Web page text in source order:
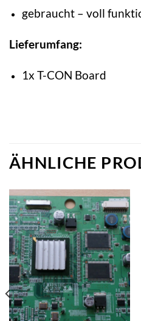
gebraucht – voll
Lieferumfang:
1x T-CON Board
ÄHNLICHE